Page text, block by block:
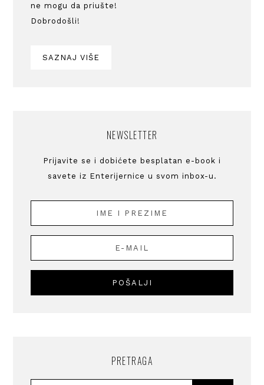
ne mogu da priušte!
Dobrodošli!
SAZNAJ VIŠE
NEWSLETTER
Prijavite se i dobićete besplatan e-book i
savete iz Enterijernice u svom inbox-u.
PRETRAGA